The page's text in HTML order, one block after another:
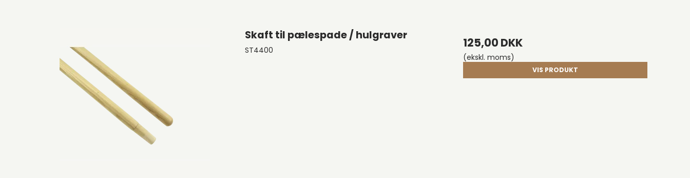
Skaft til pælespade / hulgraver
ST4400 125,00 DKK
(ekskl. moms)
VIS PRODUKT